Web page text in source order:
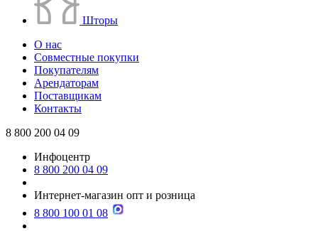
Шторы
О нас
Совместные покупки
Покупателям
Арендаторам
Поставщикам
Контакты
8 800 200 04 09
Инфоцентр
8 800 200 04 09
Интернет-магазин опт и розница
8 800 100 01 08